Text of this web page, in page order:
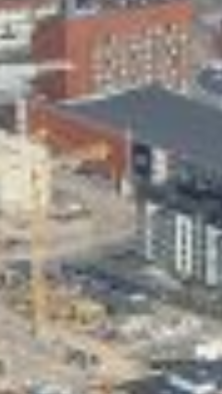
Skeittihalli
Varhaiskasvatus
Ateria- ja välipalamaksut
Mämminiemi
Taideapteekki
Kirjasto
Valon Kaupunki
Lasten Lysti & LystiKylä-festivaali
Ohje
English